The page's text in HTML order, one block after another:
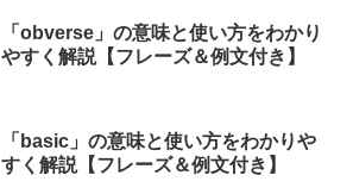
「obverse」の意味と使い方をわかり
やすく解説【フレーズ＆例文付き】
「basic」の意味と使い方をわかりや
すく解説【フレーズ＆例文付き】